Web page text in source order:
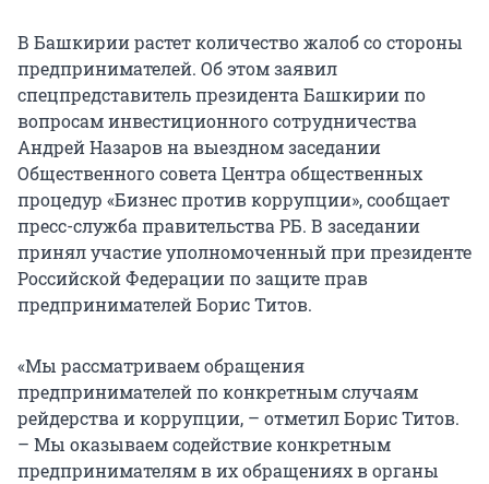
В Башкирии растет количество жалоб со стороны
предпринимателей. Об этом заявил
спецпредставитель президента Башкирии по
вопросам инвестиционного сотрудничества
Андрей Назаров на выездном заседании
Общественного совета Центра общественных
процедур «Бизнес против коррупции», сообщает
пресс-служба правительства РБ. В заседании
принял участие уполномоченный при президенте
Российской Федерации по защите прав
предпринимателей Борис Титов.
«Мы рассматриваем обращения
предпринимателей по конкретным случаям
рейдерства и коррупции, – отметил Борис Титов.
– Мы оказываем содействие конкретным
предпринимателям в их обращениях в органы